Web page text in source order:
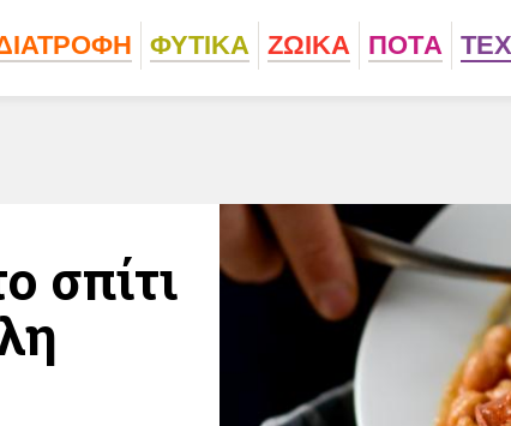
ΦΥΤΙΚA ΖΩΙΚA ΠΟΤA
σπίτι